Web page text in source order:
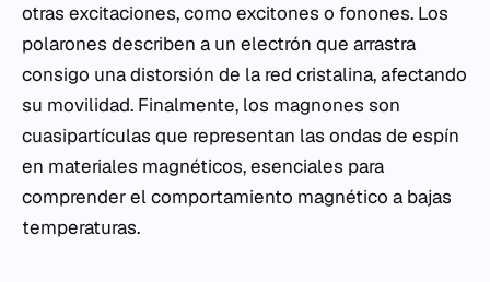
otras excitaciones, como excitones o fonones. Los
polarones describen a un electrón que arrastra
consigo una distorsión de la red cristalina, afectando
su movilidad. Finalmente, los magnones son
cuasipartículas que representan las ondas de espín
en materiales magnéticos, esenciales para
comprender el comportamiento magnético a bajas
temperaturas.